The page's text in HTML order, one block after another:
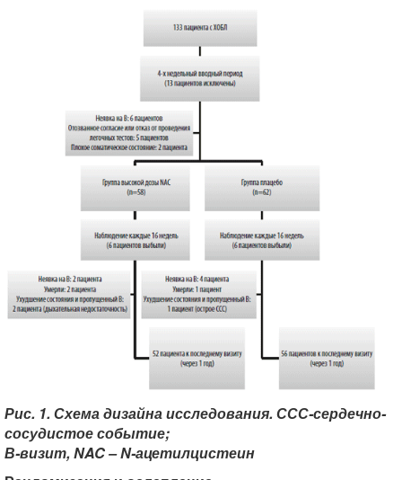
Рис. 1. Схема дизайна исследования. ССС-сердечно-
сосудистое событие;
В-визит, NAC – N-ацетилцистеин